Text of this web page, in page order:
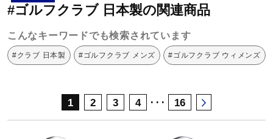
ライフスタイルウエア
ランニング
#ゴルフクラブ 日本製の関連商品
こんなキーワードでも検索されています
#クラブ 日本製 #ゴルフクラブ メンズ #ゴルフクラブ ウィメンズ
1 2 3 4 ･･･ 16